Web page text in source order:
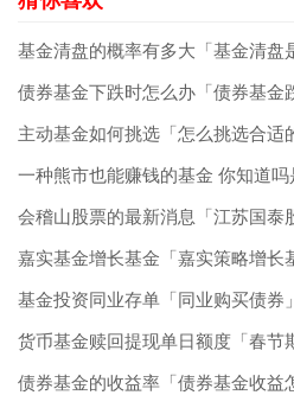
基金清盘的概率有多大「基金清盘
债券基金下跌时怎么办「债券基金
主动基金如何挑选「怎么挑选合适
会稽山股票的最新消息「江苏国泰
嘉实基金增长基金「嘉实策略增长
基金投资同业存单「同业购买债券」
货币基金赎回提现单日额度「春节
债券基金的收益率「债券基金收益